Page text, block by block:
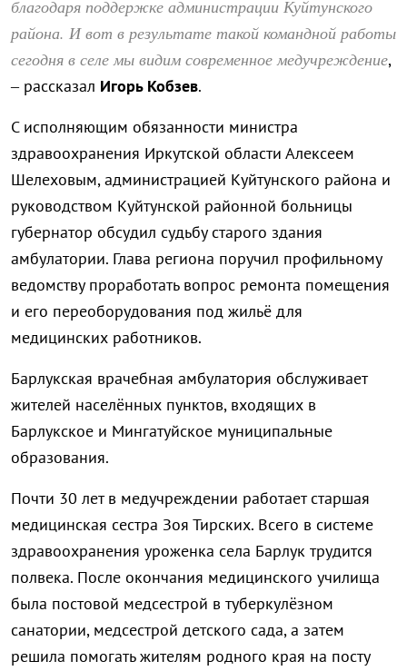
благодаря поддержке администрации Куйтунского
района. И вот в результате такой командной работы
сегодня в селе мы видим современное медучреждение,
– рассказал Игорь Кобзев.
С исполняющим обязанности министра
здравоохранения Иркутской области Алексеем
Шелеховым, администрацией Куйтунского района и
руководством Куйтунской районной больницы
губернатор обсудил судьбу старого здания
амбулатории. Глава региона поручил профильному
ведомству проработать вопрос ремонта помещения
и его переоборудования под жильё для
медицинских работников.
Барлукская врачебная амбулатория обслуживает
жителей населённых пунктов, входящих в
Барлукское и Мингатуйское муниципальные
образования.
Почти 30 лет в медучреждении работает старшая
медицинская сестра Зоя Тирских. Всего в системе
здравоохранения уроженка села Барлук трудится
полвека. После окончания медицинского училища
была постовой медсестрой в туберкулёзном
санатории, медсестрой детского сада, а затем
решила помогать жителям родного края на посту